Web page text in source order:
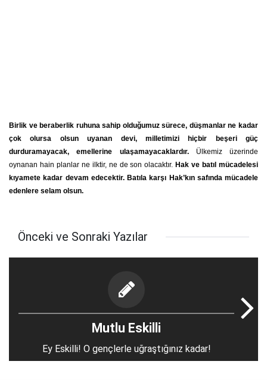
Birlik ve beraberlik ruhuna sahip olduğumuz sürece, düşmanlar ne kadar
çok olursa olsun uyanan devi, milletimizi hiçbir beşeri güç
durduramayacak, emellerine ulaşamayacaklardır.Ülkemiz üzerinde
oynanan hain planlar ne ilktir, ne de son olacaktır. Hak ve batıl mücadelesi
kıyamete kadar devam edecektir. Batıla karşı Hak’kın safında mücadele
edenlere selam olsun.
Önceki ve Sonraki Yazılar
Mutlu Eskilli
Ey Eskilli! O gençlerle uğraştığınız kadar!